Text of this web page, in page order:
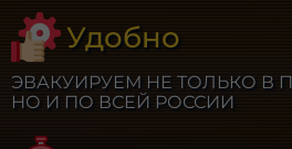
Удобно
ЭВАКУИРУЕМ НЕ ТОЛЬКО В
НО И ПО ВСЕЙ РОССИИ